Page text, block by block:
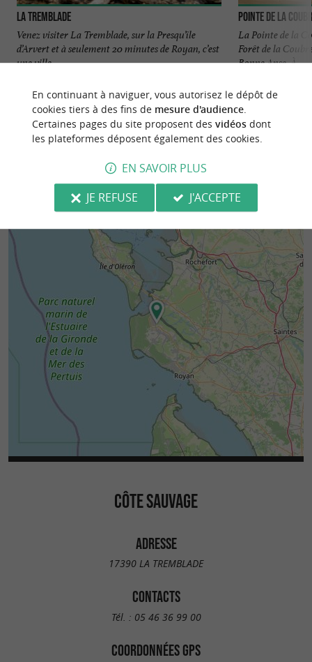
La Tremblade
Venez visiter La Tremblade, sur la Presqu’île
d’Arvert et à seulement 20 minutes de Royan, c’est
une ville ...
La Tremblade
Pointe de la
La Pointe de la
Forêt de la
Bonne Anse. À ...
La
CÔTE SAUVAGE
ADRESSE
17390 LA TREMBLADE
CONTACTS
Tél. : 05 46 36 99 00
COORDONNÉES GPS
En continuant à naviguer, vous autorisez le dépôt de
cookies tiers à des fins de mesure d'audience.
Certaines pages du site proposent des vidéosdont
les plateformes déposent également des cookies.
EN SAVOIR PLUS
JE REFUSE
J'ACCEPTE